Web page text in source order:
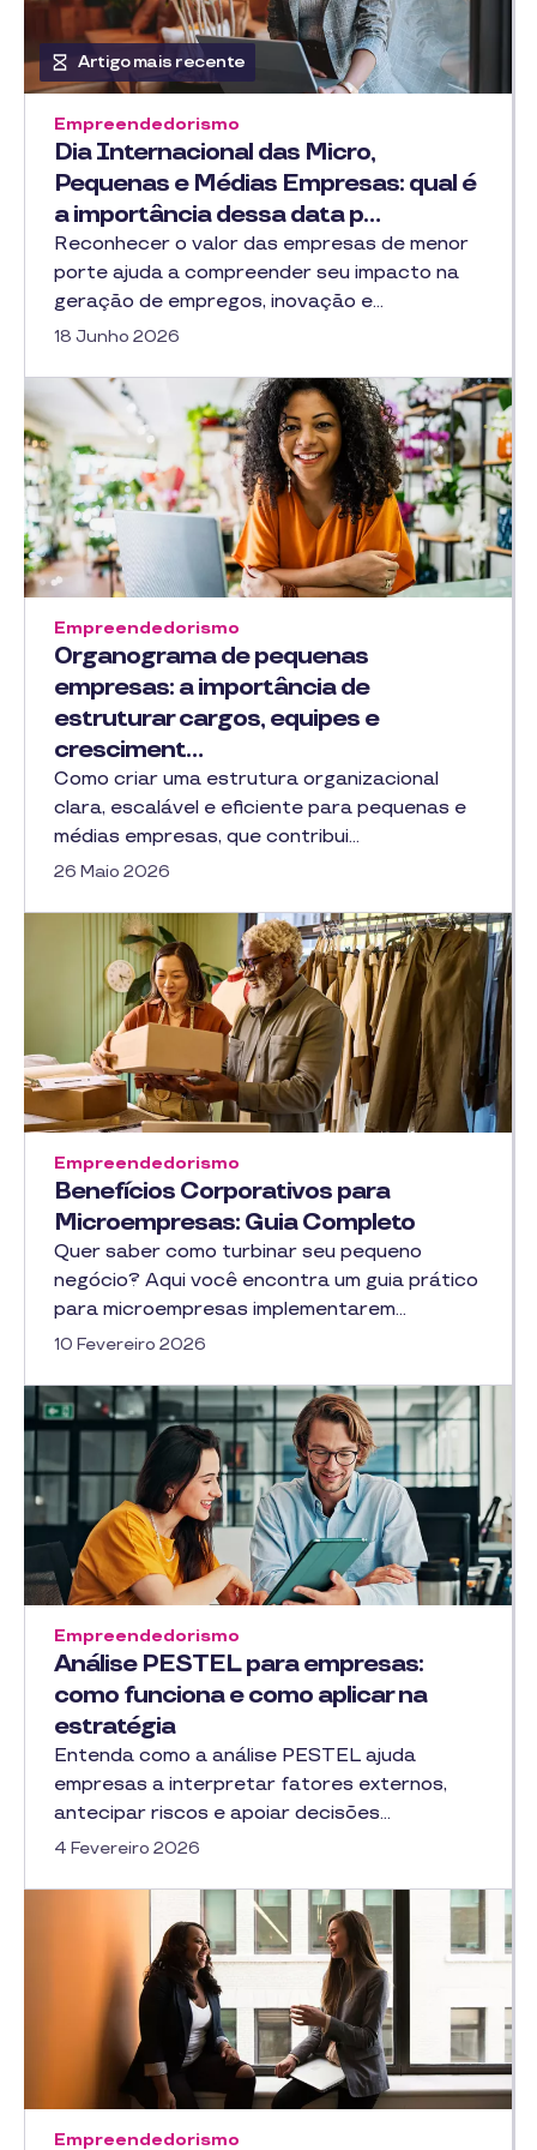
Artigo mais recente
Dia Internacional das Micro,
Pequenas e Médias Empresas: qual é
a importância dessa data p…
Empreendedorismo
Reconhecer o valor das empresas de menor
porte ajuda a compreender seu impacto na
geração de empregos, inovação e…
18 Junho 2026
Organograma de pequenas
empresas: a importância de
estruturar cargos, equipes e
cresciment…
Empreendedorismo
Como criar uma estrutura organizacional
clara, escalável e eficiente para pequenas e
médias empresas, que contribui…
26 Maio 2026
Benefícios Corporativos para
Microempresas: Guia Completo
Empreendedorismo
Quer saber como turbinar seu pequeno
negócio? Aqui você encontra um guia prático
para microempresas implementarem…
10 Fevereiro 2026
Análise PESTEL para empresas:
como funciona e como aplicar na
estratégia
Empreendedorismo
Entenda como a análise PESTEL ajuda
empresas a interpretar fatores externos,
antecipar riscos e apoiar decisões…
4 Fevereiro 2026
Empreendedorismo